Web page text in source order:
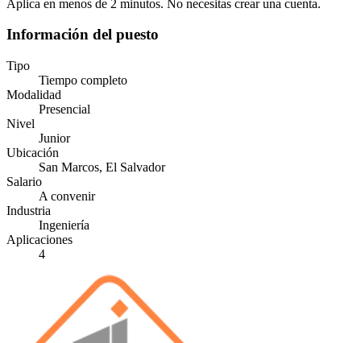
Aplica en menos de 2 minutos. No necesitas crear una cuenta.
Información del puesto
Tipo
Tiempo completo
Modalidad
Presencial
Nivel
Junior
Ubicación
San Marcos, El Salvador
Salario
A convenir
Industria
Ingeniería
Aplicaciones
4